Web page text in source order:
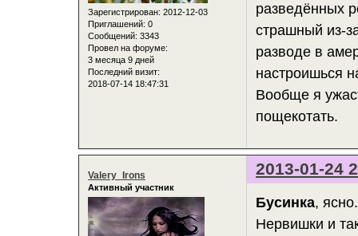
Зарегистрирован: 2012-12-03
Приглашений: 0
Сообщений: 3343
Провел на форуме:
3 месяца 9 дней
Последний визит:
2018-07-14 18:47:31
разведённых
страшный из-
разводе в
настроишься
Вообще я
пощекотать.
2013-01-24
Valery_Irons
Активный участник
Бусинка,
Нервишки и